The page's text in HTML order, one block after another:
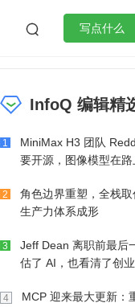
 写点什么
微服务架构 flutter
InfoQ 编辑精
1
MiniMax H3 团队
要开源，图像模型在路
2
角色边界重塑，全栈
生产力体系成形
3
Jeff Dean 离职前最后
估了 AI，也看清了创
4
MCP 迎来最大更新：